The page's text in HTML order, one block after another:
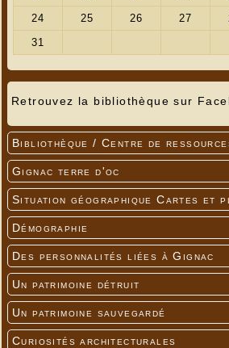
Retrouvez la bibliothèque sur
Bibliothèque / Centre de
Gignac terre d'oc
Situation géographique Cartes et
Démographie
Des personnalités liées à Gignac
Un patrimoine détruit
Un patrimoine sauvegardé
Curiosités architecturales